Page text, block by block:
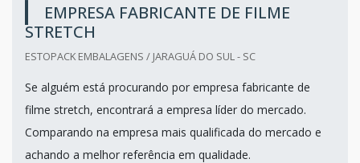
EMPRESA FABRICANTE DE FILME
STRETCH
ESTOPACK EMBALAGENS / JARAGUÁ DO SUL - SC
Se alguém está procurando por empresa fabricante de
filme stretch, encontrará a empresa líder do mercado.
Comparando na empresa mais qualificada do mercado e
achando a melhor referência em qualidade.